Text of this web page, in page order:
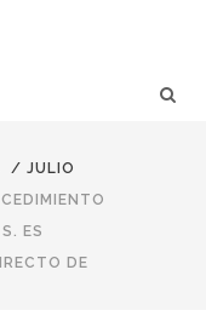
/ JULIO
ES
DE